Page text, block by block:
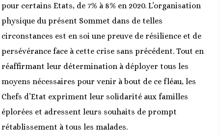
pour certains Etats, de 7% à 8% en 2020. L’organisation
physique du présent Sommet dans de telles
circonstances est en soi une preuve de résilience et de
persévérance face à cette crise sans précédent. Tout en
réaffirmant leur détermination à déployer tous les
moyens nécessaires pour venir à bout de ce fléau, les
Chefs d’Etat expriment leur solidarité aux familles
éplorées et adressent leurs souhaits de prompt
rétablissement à tous les malades.